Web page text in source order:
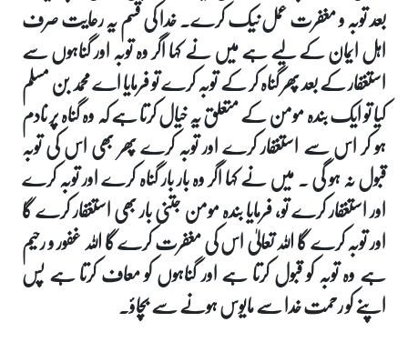
بعد توبہ و مغفرت عمل نیک کرے۔ خدا کی قسم یہ رعایت صرف
اہل ایمان کے لیے ہے میں نے کہا اگر وہ توبہ اور گناہوں سے
استغفار کے بعد پھر گناہ کر کے توبہ کرے تو فرمایا اے محمد بن مسلم
کیا تو ایک بندہ مومن کے متعلق یہ خیال کرتا ہے کہ وہ گناہ پر نادم
ہو کر اس سے استغفار کرے اور توبہ کرے پھر بھی اس کی توبہ
قبول نہ ہو گی ۔ میں نے کہا اگر وہ بار بار گناہ کرے اور توبہ کرے
اور استغفار کرے تو، فرمایا بندہ مومن جتنی بار بھی استغفار کرے گا
اور توبہ کرے گا اللہ تعالیٰ اس کی مغفرت کرے گا اللہ غفور و رحیم
ہے وہ توبہ کو قبول کرتا ہے اور گناہوں کو معاف کرتا ہے پس
اپنے کو رحمت خدا سے مایوس ہونے سے بچاؤ۔